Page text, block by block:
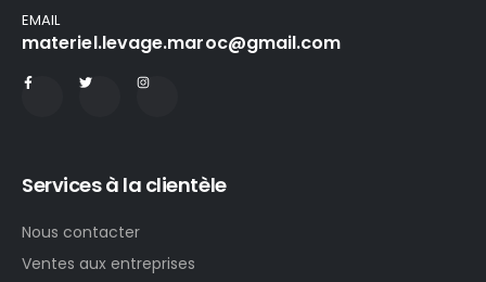
EMAIL
materiel.levage.maroc@gmail.com
Services à la clientèle
Nous contacter
Ventes aux entreprises